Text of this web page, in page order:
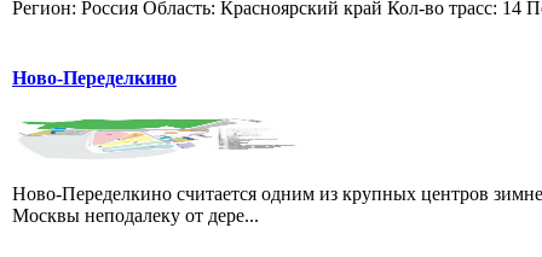
Регион: Россия Область: Красноярский край Кол-во трасс:
Ново-Переделкино
Ново-Переделкино считается одним из крупных центров
Москвы неподалеку от дере...